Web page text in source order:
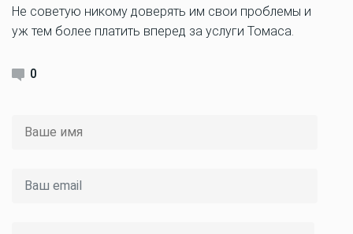
Не советую никому доверять им свои проблемы и
уж тем более платить вперед за услуги Томаса.
0